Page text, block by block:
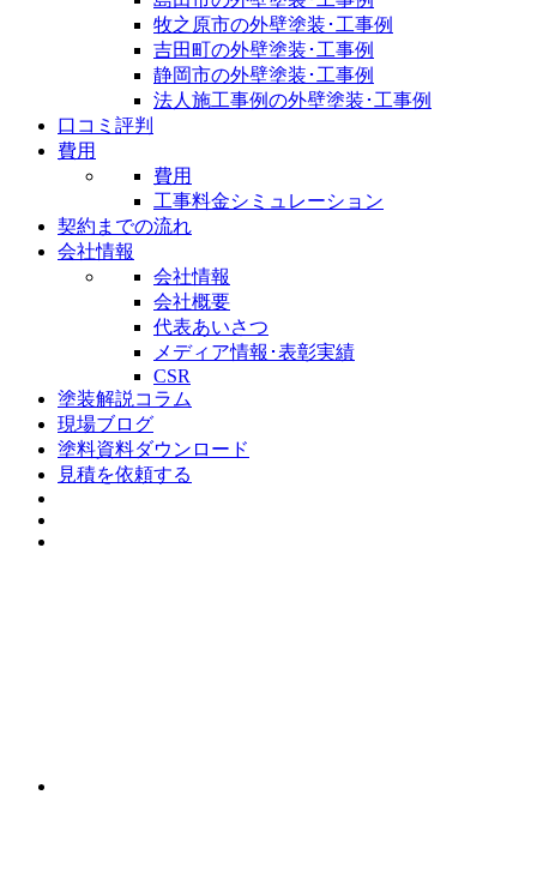
牧之原市の外壁塗装･工事例
吉田町の外壁塗装･工事例
静岡市の外壁塗装･工事例
法人施工事例の外壁塗装･工事例
口コミ評判
費用
費用
工事料金シミュレーション
契約までの流れ
会社情報
会社情報
会社概要
代表あいさつ
メディア情報･表彰実績
CSR
塗装解説コラム
現場ブログ
塗料資料ダウンロード
見積を依頼する